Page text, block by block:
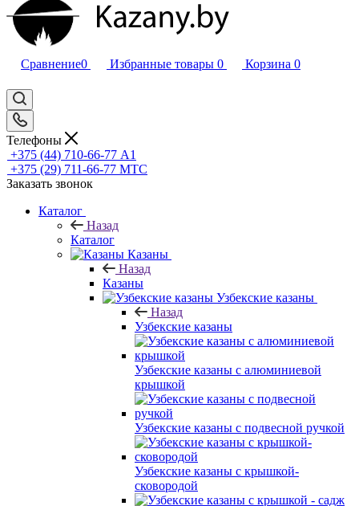
Сравнение0 Избранные товары 0 Корзина 0
Телефоны
+375 (44) 710-66-77 А1
+375 (29) 711-66-77 МТС
Заказать звонок
Каталог
Назад
Каталог
Казаны
Назад
Казаны
Узбекские казаны
Назад
Узбекские казаны
Узбекские казаны с алюминиевой
крышкой
Узбекские казаны с подвесной ручкой
Узбекские казаны с крышкой-
сковородой